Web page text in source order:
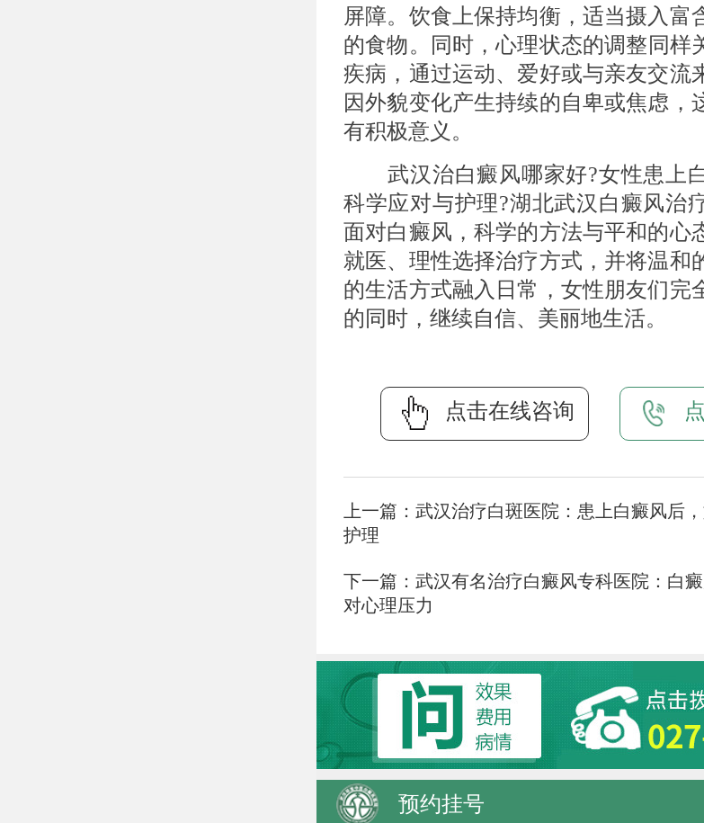
屏障。饮食上保持均衡，适当摄入富
的食物。同时，心理状态的调整同
疾病，通过运动、爱好或与亲友交流
因外貌变化产生持续的自卑或焦虑，
有积极意义。
武汉治白癜风哪家好?女性患上
科学应对与护理?湖北武汉白癜风治
面对白癜风，科学的方法与平和的心
就医、理性选择治疗方式，并将温和
的生活方式融入日常，女性朋友们完
的同时，继续自信、美丽地生活。
点击在线咨询
上一篇： 武汉治疗白斑医院：患上白癜风后
护理
下一篇： 武汉有名治疗白癜风专科医院：白
对心理压力
预约挂号